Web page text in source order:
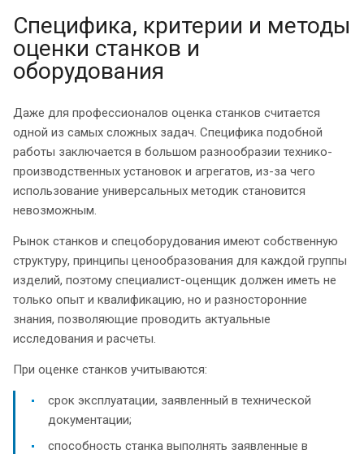
Специфика, критерии и методы
оценки станков и
оборудования
Даже для профессионалов оценка станков считается
одной из самых сложных задач. Специфика подобной
работы заключается в большом разнообразии технико-
производственных установок и агрегатов, из-за чего
использование универсальных методик становится
невозможным.
Рынок станков и спецоборудования имеют собственную
структуру, принципы ценообразования для каждой группы
изделий, поэтому специалист-оценщик должен иметь не
только опыт и квалификацию, но и разносторонние
знания, позволяющие проводить актуальные
исследования и расчеты.
При оценке станков учитываются:
срок эксплуатации, заявленный в технической
документации;
способность станка выполнять заявленные в